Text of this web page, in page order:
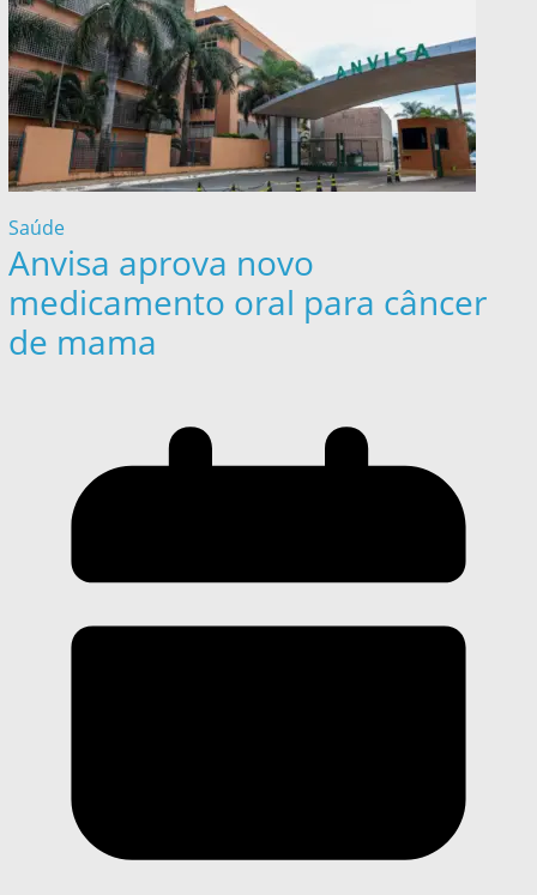
Saúde
Anvisa aprova novo
medicamento oral para câncer
de mama